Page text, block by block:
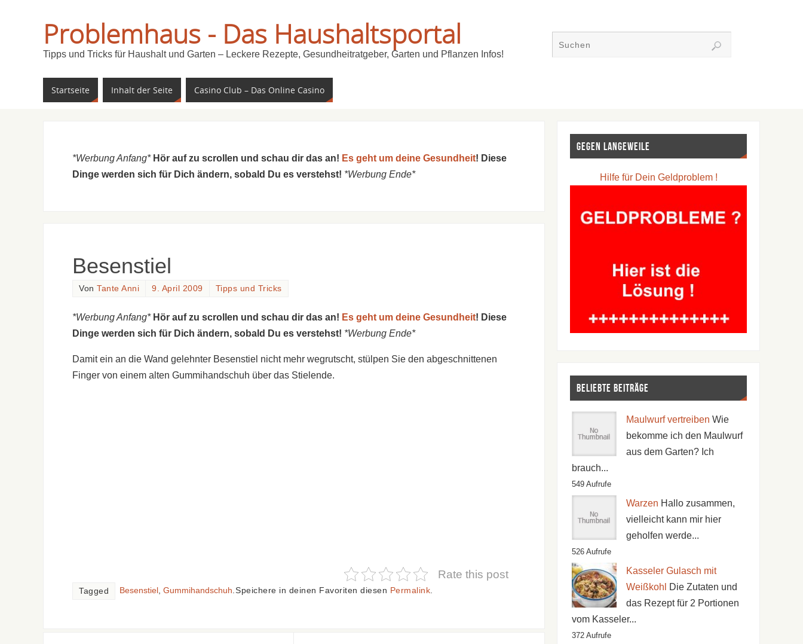
Problemhaus - Das Haushaltsportal
Tipps und Tricks für Haushalt und Garten – Leckere Rezepte, Gesundheitratgeber, Garten und Pflanzen Infos!
Startseite Inhalt der Seite Casino Club – Das Online Casino
*Werbung Anfang* Hör auf zu scrollen und schau dir das an! Es geht um deine Gesundheit! Diese
Dinge werden sich für Dich ändern, sobald Du es verstehst! *Werbung Ende*
Besenstiel
Von Tante Anni 9. April 2009 Tipps und Tricks
*Werbung Anfang* Hör auf zu scrollen und schau dir das an! Es geht um deine Gesundheit! Diese
Dinge werden sich für Dich ändern, sobald Du es verstehst! *Werbung Ende*
Damit ein an die Wand gelehnter Besenstiel nicht mehr wegrutscht, stülpen Sie den abgeschnittenen
Finger von einem alten Gummihandschuh über das Stielende.
Rate this post
Tagged Besenstiel Gummihandschuh Speichere in deinen Favoriten diesen Permalink
Gegen Langeweile
Hilfe für Dein Geldproblem !
Beliebte Beiträge
Maulwurf vertreiben Wie
bekomme ich den Maulwurf
aus dem Garten? Ich
brauch...
549 Aufrufe
Warzen Hallo zusammen,
vielleicht kann mir hier
geholfen werde...
526 Aufrufe
Kasseler Gulasch mit
Weißkohl
Die Zutaten und
das Rezept für 2 Portionen
vom Kasseler...
372 Aufrufe